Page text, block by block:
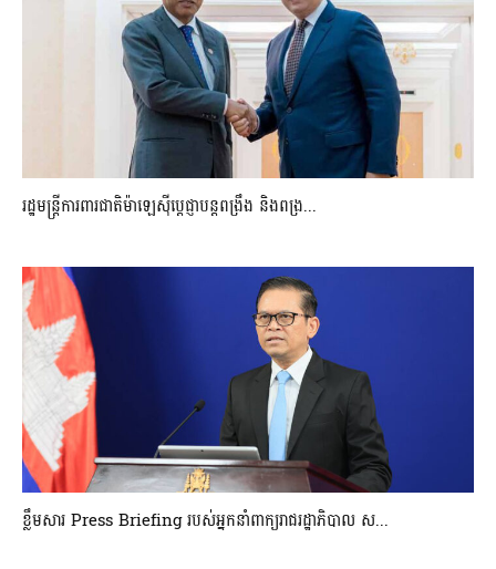
រដ្ឋមន្ត្រីការពារជាតិម៉ាឡេស៊ីប្ដេជ្ញាបន្តពង្រឹង និងពង្រ...
ខ្លឹមសារ Press Briefing របស់អ្នកនាំពាក្យរាជរដ្ឋាភិបាល ស...